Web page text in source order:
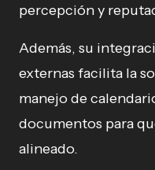
percepción y
Además, su
externas facilita la
manejo de
documentos para
alineado.